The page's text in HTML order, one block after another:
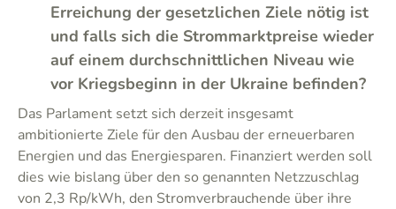
Erreichung der gesetzlichen Ziele nötig ist
und falls sich die Strommarktpreise wieder
auf einem durchschnittlichen Niveau wie
vor Kriegsbeginn in der Ukraine befinden?
Das Parlament setzt sich derzeit insgesamt
ambitionierte Ziele für den Ausbau der erneuerbaren
Energien und das Energiesparen. Finanziert werden soll
dies wie bislang über den so genannten Netzzuschlag
von 2,3 Rp/kWh, den Stromverbrauchende über ihre